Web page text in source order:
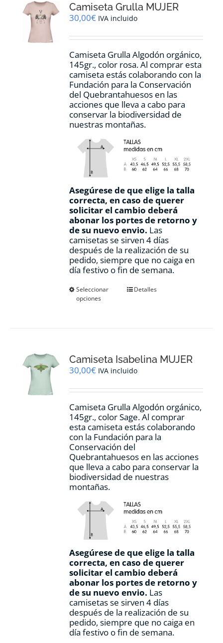
se
pueden
en
página
de
producto
Camiseta Grulla MUJER
30,00€ IVA incluido
Camiseta Grulla Algodón orgánico,
145gr., color rosa. Al comprar esta
camiseta estás colaborando con la
Fundación para la Conservación
del Quebrantahuesos en las
acciones que lleva a cabo para
conservar la biodiversidad de
nuestras montañas.
Asegúrese de que elige la talla
correcta, en caso de querer
solicitar el cambio deberá
abonar los portes de retorno y
de su nuevo envio. Las
camisetas se sirven 4 días
después de la realización de su
pedido, siempre que no caiga en
día festivo o fin de semana.
Seleccionar
opciones
Este
se
pueden
en
página
de
producto
Detalles
Camiseta Isabelina MUJER
30,00€ IVA incluido
Camiseta Grulla Algodón orgánico,
145gr., color Sage. Al comprar
esta camiseta estás colaborando
con la Fundación para la
Conservación del
Quebrantahuesos en las acciones
que lleva a cabo para conservar la
biodiversidad de nuestras
montañas.
Asegúrese de que elige la talla
correcta, en caso de querer
solicitar el cambio deberá
abonar los portes de retorno y
de su nuevo envio. Las
camisetas se sirven 4 días
después de la realización de su
pedido, siempre que no caiga en
día festivo o fin de semana.